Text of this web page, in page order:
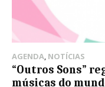
AGENDA, NOTÍCIAS
“Outros Sons”
músicas do